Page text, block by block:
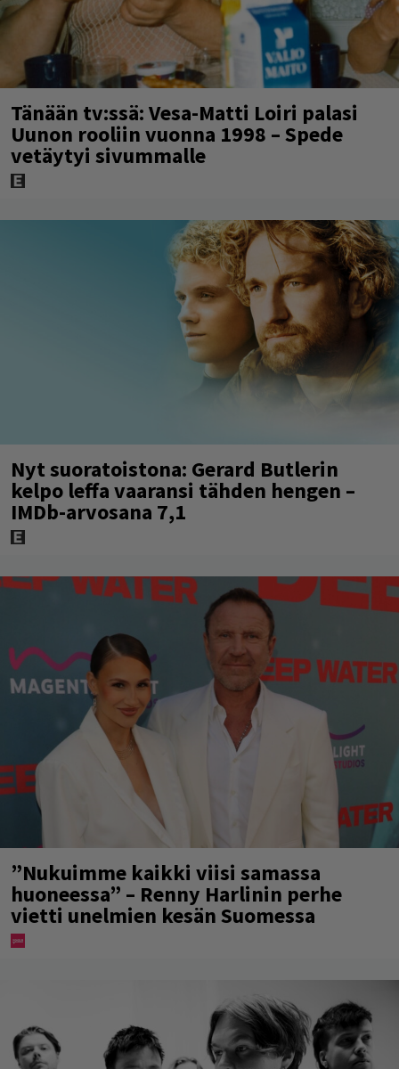
Tänään tv:ssä: Vesa-Matti Loiri palasi
Uunon rooliin vuonna 1998 – Spede
vetäytyi sivummalle
Nyt suoratoistona: Gerard Butlerin
kelpo leffa vaaransi tähden hengen –
IMDb-arvosana 7,1
”Nukuimme kaikki viisi samassa
huoneessa” – Renny Harlinin perhe
vietti unelmien kesän Suomessa